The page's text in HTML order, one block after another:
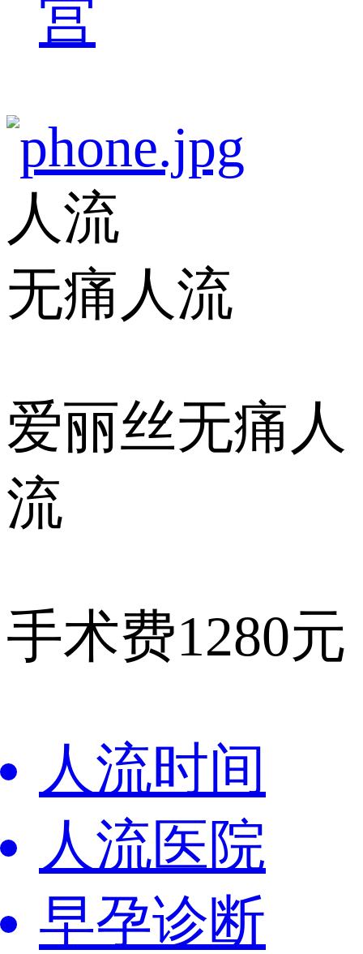
宫
人流
无痛人流
爱丽丝无痛人
流
手术费1280元
人流时间
人流医院
早孕诊断